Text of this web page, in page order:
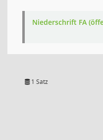
Niederschrift FA
1 Satz